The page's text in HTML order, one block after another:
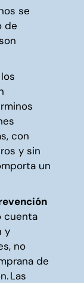
se
de
con
y sin
un
cuenta
y
no
de
Las